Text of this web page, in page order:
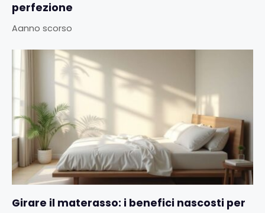
perfezione
Aanno scorso
Girare il materasso: i benefici nascosti per